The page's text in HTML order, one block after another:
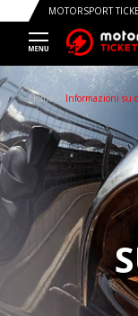
MOTORSPORT
Trustpilot
Home Informazioni su